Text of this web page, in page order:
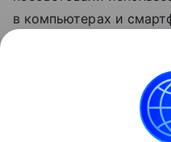
в компьютерах и
скорости и